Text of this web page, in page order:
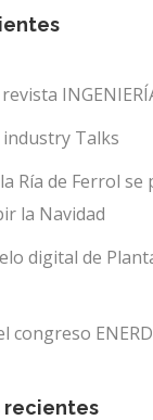
Talks
Ría de Ferrol se
la Navidad
digital de
congreso
recientes